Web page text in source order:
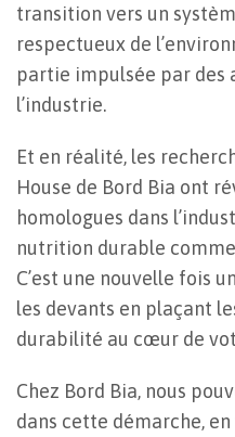
transition vers un
respectueux de
partie impulsée par des
l’industrie.
Et en réalité, les
House de Bord Bia ont
homologues dans
nutrition durable
C’est une nouvelle fois
les devants en plaçant
durabilité au cœur de
Chez Bord Bia, nous
dans cette démarche,